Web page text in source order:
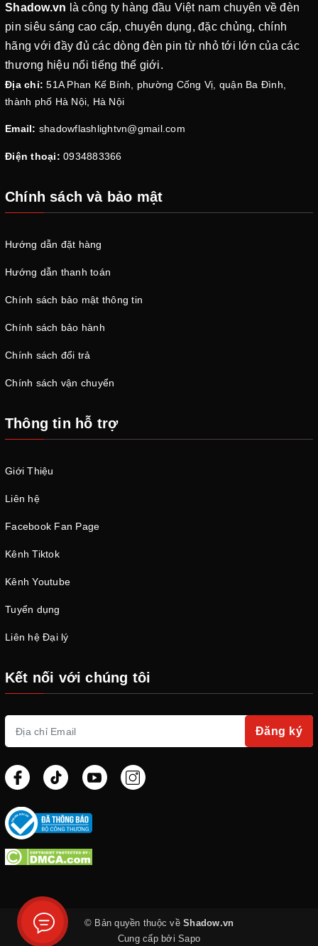
Shadow.vn là công ty hàng đầu Việt nam chuyên về đèn
pin siêu sáng cao cấp, chuyên dụng, đặc chủng, chính
hãng với đầy đủ các dòng đèn pin từ nhỏ tới lớn của các
thương hiệu nổi tiếng thế giới.
Địa chỉ: 51A Phan Kế Bính, phường Cống Vị, quận Ba Đình,
thành phố Hà Nội, Hà Nội
Email: shadowflashlightvn@gmail.com
Điện thoại: 0934883366
Chính sách và bảo mật
Hướng dẫn đặt hàng
Hướng dẫn thanh toán
Chính sách bảo mật thông tin
Chính sách bảo hành
Chính sách đổi trả
Chính sách vận chuyển
Thông tin hỗ trợ
Giới Thiệu
Liên hệ
Facebook Fan Page
Kênh Tiktok
Kênh Youtube
Tuyển dụng
Liên hệ Đại lý
Kết nối với chúng tôi
Đăng ký
© Bản quyền thuộc về Shadow.vn
Cung cấp bởiSapo